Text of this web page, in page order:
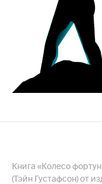
Книга «Колесо
(Тэйн Густафсон) от